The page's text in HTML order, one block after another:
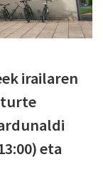
irailaren
eta